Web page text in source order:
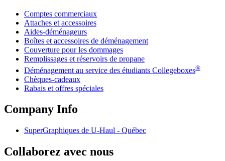
Comptes commerciaux
Attaches et accessoires
Aides-déménageurs
Boîtes et accessoires de déménagement
Couverture pour les dommages
Remplissages et réservoirs de propane
Déménagement au service des étudiants Collegeboxes®
Chèques-cadeaux
Rabais et offres spéciales
Company Info
SuperGraphiques de U-Haul - Québec
Collaborez avec nous